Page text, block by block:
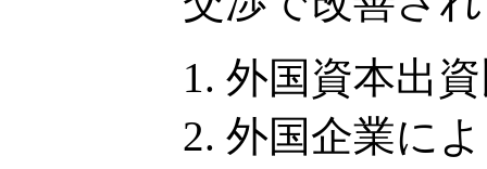
外国資本出
外国企業に